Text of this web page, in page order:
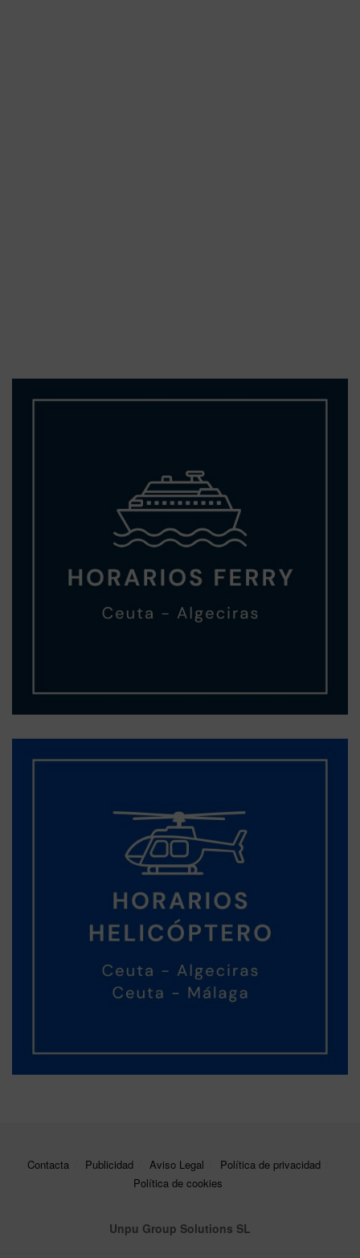
Contacta Publicidad Aviso Legal
Política de privacidad
Política de cookies
Unpu Group Solutions SL